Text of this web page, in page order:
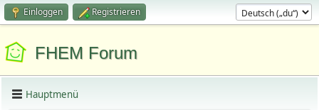
Einloggen Registrieren
FHEM Forum
Hauptmenü